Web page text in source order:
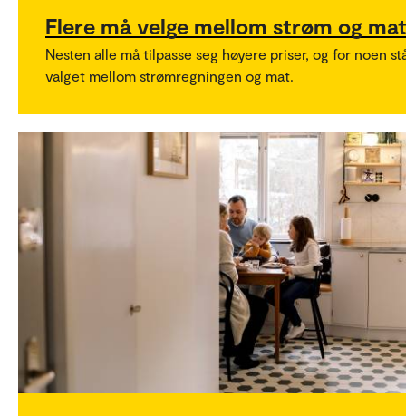
Flere må velge mellom strøm og mat
Nesten alle må tilpasse seg høyere priser, og for noen
valget mellom strømregningen og mat.